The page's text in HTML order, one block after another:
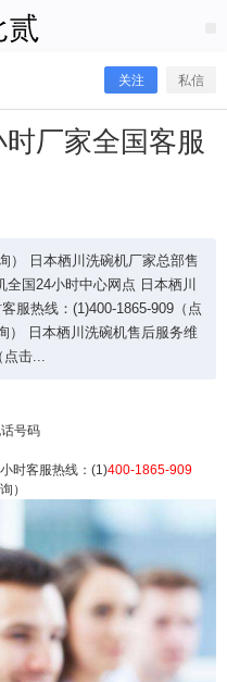
关注 私信
厂家全国客服
） 日本栖川洗碗机厂家总部售
国24小时中心网点 日本栖川
服热线：(1)400-1865-909（点
） 日本栖川洗碗机售后服务维
点击...
号码
时客服热线：(1)400-1865-909
）
厂家全国客服2
（点击咨询） 日本栖
售后电话号码 日本栖
日本栖川洗碗机服务
服热线：(1)400-1865
1865-909（点击咨
维修电话全国服务中